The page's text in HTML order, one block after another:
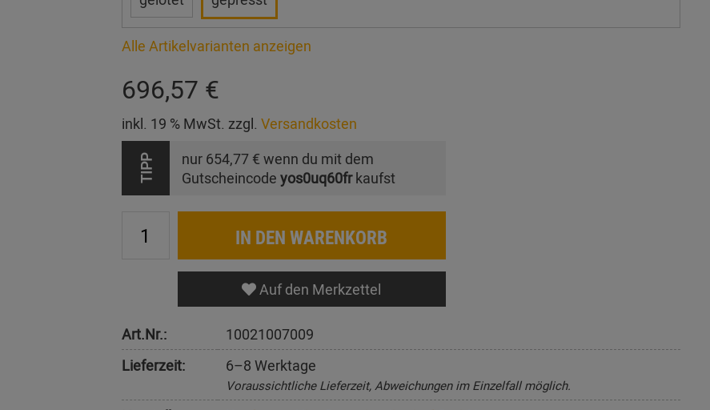
Alle Artikelvarianten anzeigen
696,57 €
inkl. 19 % MwSt. zzgl. Versandkosten
TIPP nur 654,77 € wenn du mit dem
Gutscheincode yos0uq60frkaufst
IN DEN WARENKORB
Auf den Merkzettel
Art.Nr.:
10021007009
Lieferzeit:
6–8 Werktage
Voraussichtliche Lieferzeit, Abweichungen im Einzelfall möglich.